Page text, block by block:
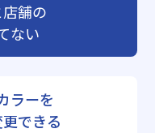
舗の
ない
ラーを
できる